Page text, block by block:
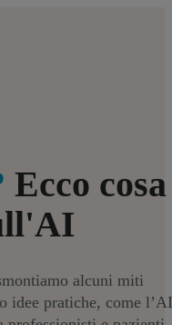
Ecco cosa
alcuni miti
idee pratiche, come l’AI